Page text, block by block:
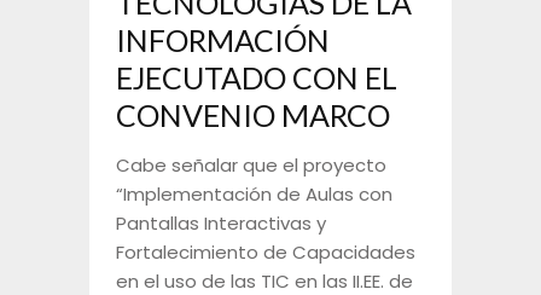
INFORMACIÓN
EJECUTADO CON EL
CONVENIO MARCO
Cabe señalar que el proyecto
“Implementación de Aulas con
Pantallas Interactivas y
Fortalecimiento de Capacidades
en el uso de las TIC en las II.EE. de